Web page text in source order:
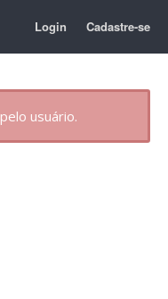
Login Cadastre-se
usuário.